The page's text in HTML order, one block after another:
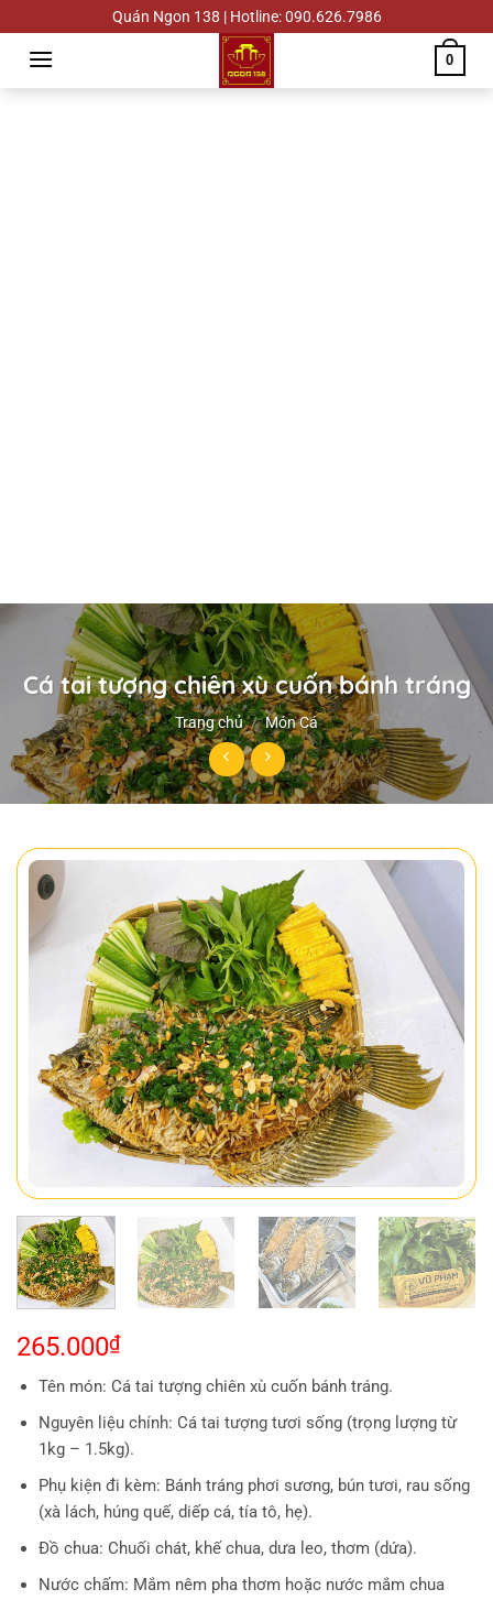
đến
dung
Quán Ngon 138 | Hotline: 090.626.7986
0
Cá tai tượng chiên xù cuốn bánh tráng
Trang chủ / Món Cá
265.000₫
Tên món: Cá tai tượng chiên xù cuốn bánh tráng.
Nguyên liệu chính: Cá tai tượng tươi sống (trọng lượng từ
1kg – 1.5kg).
Phụ kiện đi kèm: Bánh tráng phơi sương, bún tươi, rau sống
(xà lách, húng quế, diếp cá, tía tô, hẹ).
Đồ chua: Chuối chát, khế chua, dưa leo, thơm (dứa).
Nước chấm: Mắm nêm pha thơm hoặc nước mắm chua